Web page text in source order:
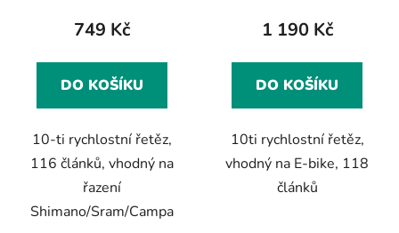
749 Kč
DO KOŠÍKU
10-ti rychlostní řetěz,
116 článků, vhodný na
řazení
Shimano/Sram/Campa
1 190 Kč
DO KOŠÍKU
10ti rychlostní řetěz,
vhodný na E-bike, 118
článků